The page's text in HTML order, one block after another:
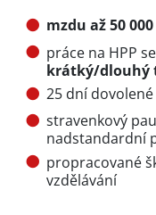
mzdu až 50
práce na HPP
krátký/dlouhý
25 dní
stravenkový
nadstandardní
propracované
vzdělávání